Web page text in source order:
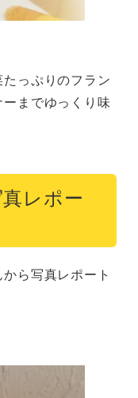
っぷりのフラン
までゆっくり味
レポー
ら写真レポート